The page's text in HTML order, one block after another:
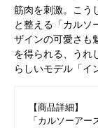
筋肉を刺激。こう
と整える「カルソ
ザインの可愛さも
を得られる、うれ
らしいモデル「イ
【商品詳細】
「カルソーア